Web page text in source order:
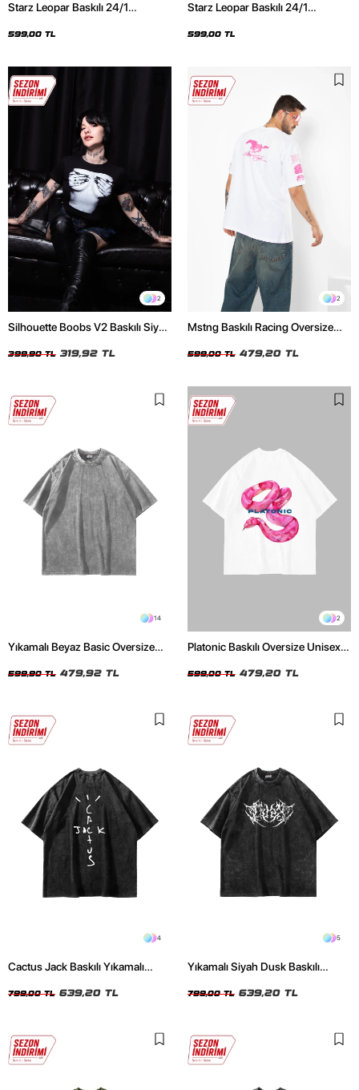
Starz Leopar Baskılı 24/1
599,00 TL
Starz Leopar Baskılı 24/1
599,00 TL
2
Silhouette Boobs V2 Baskılı Siyah
399,90 TL 319,92 TL
2
Mstng Baskılı Racing Oversize
599,00 TL 479,20 TL
14
Yıkamalı Beyaz Basic Oversize
599,90 TL 479,92 TL
2
Platonic Baskılı Oversize Unisex
599,00 TL 479,20 TL
4
Cactus Jack Baskılı Yıkamalı
799,00 TL 639,20 TL
5
Yıkamalı Siyah Dusk Baskılı
799,00 TL 639,20 TL